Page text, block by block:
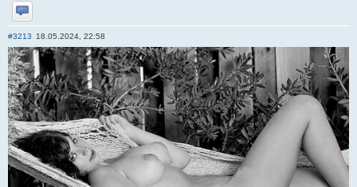
Отправить личное сообщение
#3213 18.05.2024, 22:58